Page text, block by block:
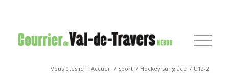
Vous êtes ici : Accueil / Sport / Hockey sur glace / U12-2